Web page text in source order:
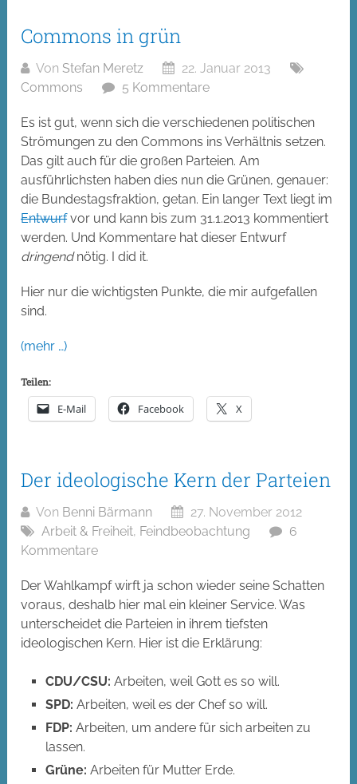
Commons in grün
Von Stefan Meretz
22. Januar 2013
Commons
5 Kommentare
Es ist gut, wenn sich die verschiedenen politischen
Strömungen zu den Commons ins Verhältnis setzen.
Das gilt auch für die großen Parteien. Am
ausführlichsten haben dies nun die Grünen, genauer:
die Bundestagsfraktion, getan. Ein langer Text liegt im
Entwurfvor und kann bis zum 31.1.2013 kommentiert
werden. Und Kommentare hat dieser Entwurf
dringendnötig. I did it.
Hier nur die wichtigsten Punkte, die mir aufgefallen
sind.
(mehr …)
Teilen:
E-Mail Facebook X
Der ideologische Kern der Parteien
Von Benni Bärmann
27. November 2012
Arbeit & Freiheit, Feindbeobachtung
6
Kommentare
Der Wahlkampf wirft ja schon wieder seine Schatten
voraus, deshalb hier mal ein kleiner Service. Was
unterscheidet die Parteien in ihrem tiefsten
ideologischen Kern. Hier ist die Erklärung:
CDU/CSU: Arbeiten, weil Gott es so will.
SPD: Arbeiten, weil es der Chef so will.
FDP: Arbeiten, um andere für sich arbeiten zu
lassen.
Grüne: Arbeiten für Mutter Erde.